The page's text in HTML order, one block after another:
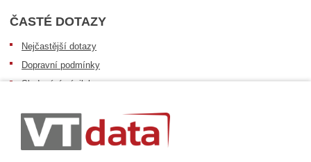
ČASTÉ DOTAZY
Nejčastější dotazy
Dopravní podmínky
Sledování zásilek
Informace k dostupnosti zboží
Obecné informace